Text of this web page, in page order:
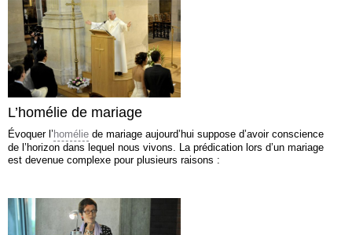
L’homélie de mariage
Évoquer l’homélie de mariage aujourd’hui suppose d’avoir conscience
de l’horizon dans lequel nous vivons. La prédication lors d’un mariage
est devenue complexe pour plusieurs raisons :